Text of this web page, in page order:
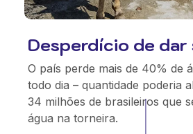
Desperdício de dar
O país perde mais de 40% de
todo dia – quantidade poderia
34 milhões de brasileiros que
água na torneira.